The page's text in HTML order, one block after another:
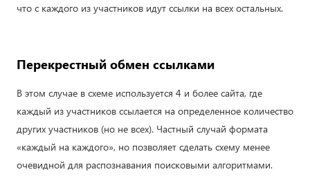
что с каждого из участников идут ссылки на всех остальных.
Перекрестный обмен ссылками
В этом случае в схеме используется 4 и более сайта, где
каждый из участников ссылается на определенное количество
других участников (но не всех). Частный случай формата
«каждый на каждого», но позволяет сделать схему менее
очевидной для распознавания поисковыми алгоритмами.